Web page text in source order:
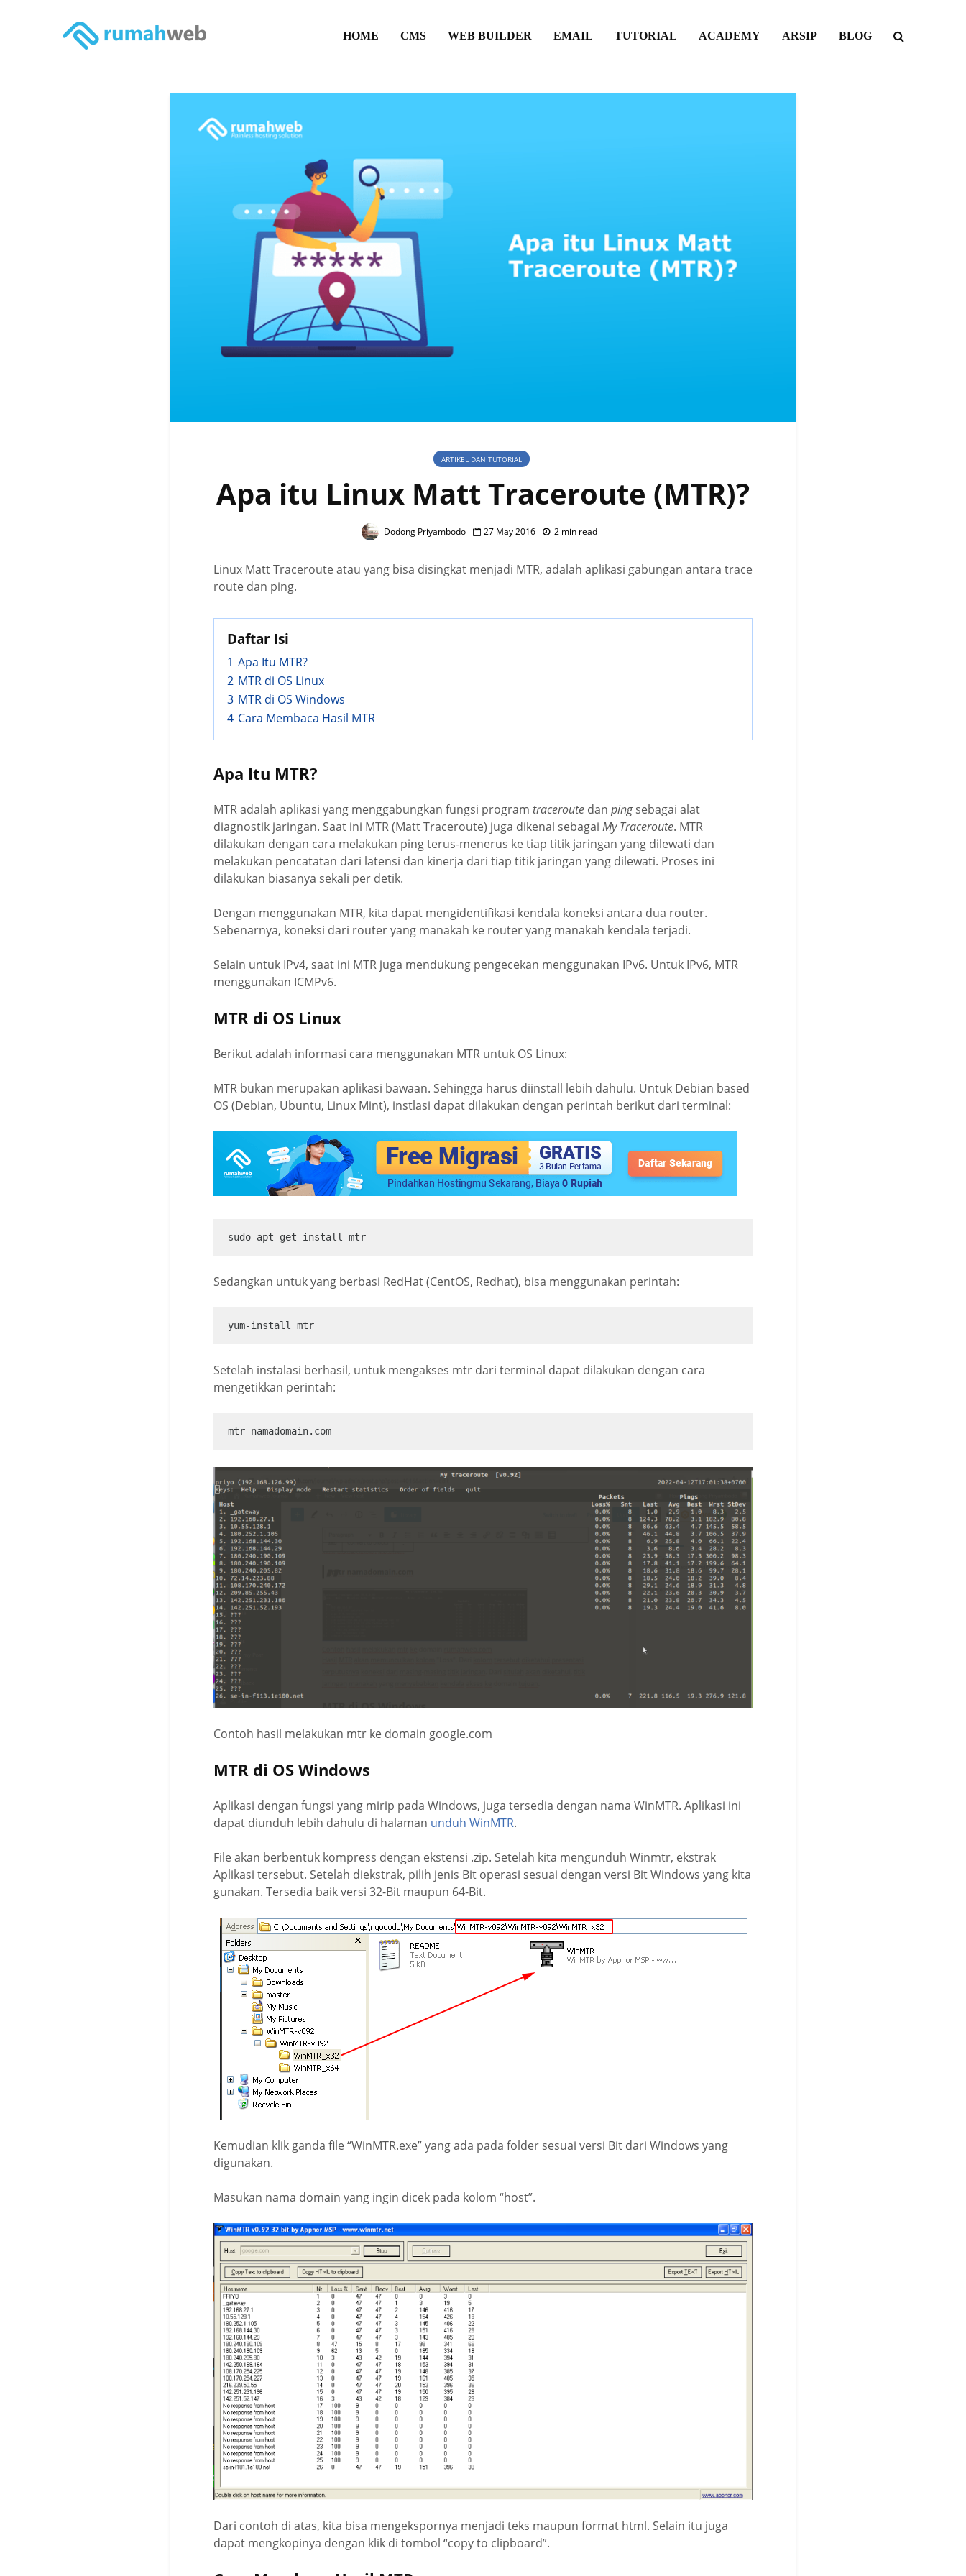
HOME CMS WEB BUILDER EMAIL TUTORIAL ACADEMY ARSIP BLOG
ARTIKEL DAN TUTORIAL
Apa itu Linux Matt Traceroute (MTR)?
Dodong Priyambodo 27 May 2016 2 min read
Linux Matt Traceroute atau yang bisa disingkat menjadi MTR, adalah aplikasi gabungan antara trace
route dan ping.
Daftar Isi
1 Apa Itu MTR?
2 MTR di OS Linux
3 MTR di OS Windows
4 Cara Membaca Hasil MTR
Apa Itu MTR?
MTR adalah aplikasi yang menggabungkan fungsi program traceroute dan pingsebagai alat
diagnostik jaringan. Saat ini MTR (Matt Traceroute) juga dikenal sebagai My Traceroute. MTR
dilakukan dengan cara melakukan ping terus-menerus ke tiap titik jaringan yang dilewati dan
melakukan pencatatan dari latensi dan kinerja dari tiap titik jaringan yang dilewati. Proses ini
dilakukan biasanya sekali per detik.
Dengan menggunakan MTR, kita dapat mengidentifikasi kendala koneksi antara dua router.
Sebenarnya, koneksi dari router yang manakah ke router yang manakah kendala terjadi.
Selain untuk IPv4, saat ini MTR juga mendukung pengecekan menggunakan IPv6. Untuk IPv6, MTR
menggunakan ICMPv6.
MTR di OS Linux
Berikut adalah informasi cara menggunakan MTR untuk OS Linux:
MTR bukan merupakan aplikasi bawaan. Sehingga harus diinstall lebih dahulu. Untuk Debian based
OS (Debian, Ubuntu, Linux Mint), instlasi dapat dilakukan dengan perintah berikut dari terminal:
sudo apt-get install mtr
Sedangkan untuk yang berbasi RedHat (CentOS, Redhat), bisa menggunakan perintah:
yum-install mtr
Setelah instalasi berhasil, untuk mengakses mtr dari terminal dapat dilakukan dengan cara
mengetikkan perintah:
mtr namadomain.com
Contoh hasil melakukan mtr ke domain google.com
MTR di OS Windows
Aplikasi dengan fungsi yang mirip pada Windows, juga tersedia dengan nama WinMTR. Aplikasi ini
dapat diunduh lebih dahulu di halaman unduh WinMTR.
File akan berbentuk kompress dengan ekstensi .zip. Setelah kita mengunduh Winmtr, ekstrak
Aplikasi tersebut. Setelah diekstrak, pilih jenis Bit operasi sesuai dengan versi Bit Windows yang kita
gunakan. Tersedia baik versi 32-Bit maupun 64-Bit.
Kemudian klik ganda file “WinMTR.exe” yang ada pada folder sesuai versi Bit dari Windows yang
digunakan.
Masukan nama domain yang ingin dicek pada kolom “host”.
Dari contoh di atas, kita bisa mengekspornya menjadi teks maupun format html. Selain itu juga
dapat mengkopinya dengan klik di tombol “copy to clipboard”.